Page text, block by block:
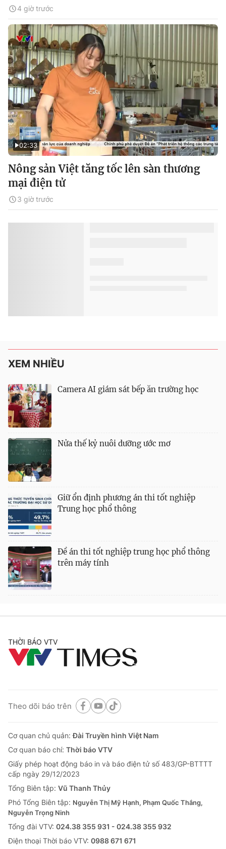
4 giờ trước
02:33
Nông sản Việt tăng tốc lên sàn thương
mại điện tử
3 giờ trước
XEM NHIỀU
Camera AI giám sát bếp ăn trường học
Nửa thế kỷ nuôi dưỡng ước mơ
Giữ ổn định phương án thi tốt nghiệp
Trung học phổ thông
Đề án thi tốt nghiệp trung học phổ thông
trên máy tính
THỜI BÁO VTV
Theo dõi báo trên
Cơ quan chủ quản:Đài Truyền hình Việt Nam
Cơ quan báo chí: Thời báo VTV
Giấy phép hoạt động báo in và báo điện tử số 483/GP-BTTTT
cấp ngày 29/12/2023
Tổng Biên tập: Vũ Thanh Thủy
Phó Tổng Biên tập: Nguyễn Thị Mỹ Hạnh, Phạm Quốc Thắng,
Nguyễn Trọng Ninh
Tổng đài VTV: 024.38 355 931 - 024.38 355 932
Ðiện thoại Thời báo VTV: 0988 671 671